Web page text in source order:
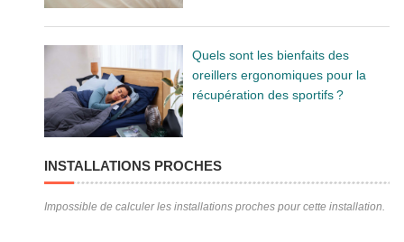
Quels sont les bienfaits des
oreillers ergonomiques pour la
récupération des sportifs ?
INSTALLATIONS PROCHES
Impossible de calculer les installations proches pour cette installation.